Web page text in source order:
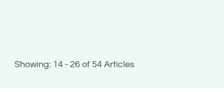
Showing: 14 - 26 of 54 Articles